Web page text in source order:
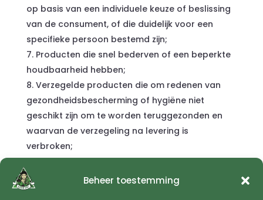
Beheer toestemming
op basis van een individuele keuze of beslissing
van de consument, of die duidelijk voor een
specifieke persoon bestemd zijn;
Producten die snel bederven of een beperkte
houdbaarheid hebben;
Verzegelde producten die om redenen van
gezondheidsbescherming of hygiëne niet
geschikt zijn om te worden teruggezonden en
waarvan de verzegeling na levering is
verbroken;
Producten die na levering door hun aard
onherroepelijk vermengd zijn met andere
producten;